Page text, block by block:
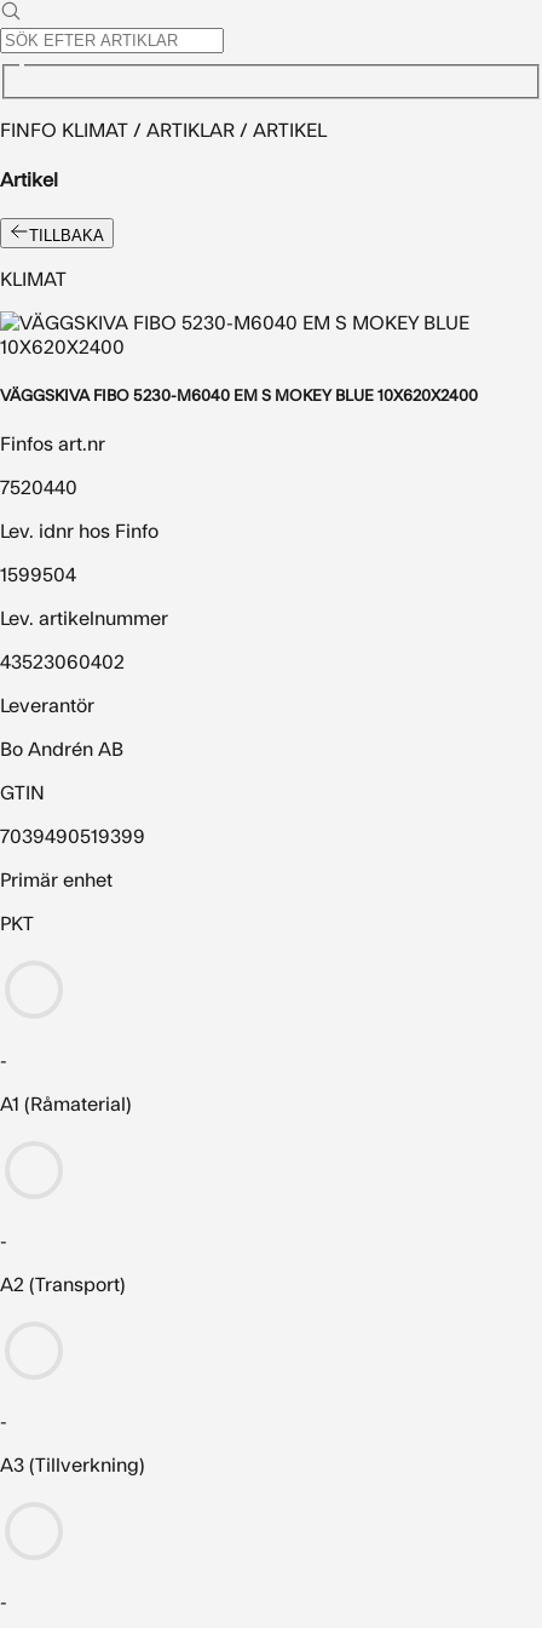
FINFO KLIMAT / ARTIKLAR / ARTIKEL
Artikel
TILLBAKA
KLIMAT
VÄGGSKIVA FIBO 5230-M6040 EM S MOKEY BLUE 10X620X2400
Finfos art.nr
7520440
Lev. idnr hos Finfo
1599504
Lev. artikelnummer
43523060402
Leverantör
Bo Andrén AB
GTIN
7039490519399
Primär enhet
PKT
-
A1 (Råmaterial)
-
A2 (Transport)
-
A3 (Tillverkning)
-